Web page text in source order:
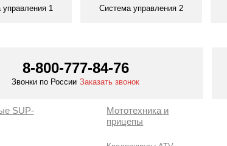
1 Система управления 2
8-800-777-84-76
Звонки по России Заказать звонок
SUP-
Мототехника и
прицепы